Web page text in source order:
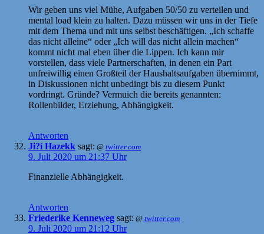
Wir geben uns viel Mühe, Aufgaben 50/50 zu verteilen und
mental load klein zu halten. Dazu müssen wir uns in der Tiefe
mit dem Thema und mit uns selbst beschäftigen. „Ich schaffe
das nicht alleine“ oder „Ich will das nicht allein machen“
kommt nicht mal eben über die Lippen. Ich kann mir
vorstellen, dass viele Partnerschaften, in denen ein Part
unfreiwillig einen Großteil der Haushaltsaufgaben übernimmt,
in Diskussionen nicht unbedingt bis zu diesem Punkt
vordringt. Gründe? Vermuich die bereits genannten:
Rollenbilder, Erziehung, Abhängigkeit.
Antworten
Ji?í Hazekk sagt: @ twitter.com
9. Juli 2020 um 21:37 Uhr
Finanzielle Abhängigkeit.
Antworten
Friederike Kenneweg sagt: @ twitter.com
9. Juli 2020 um 21:12 Uhr